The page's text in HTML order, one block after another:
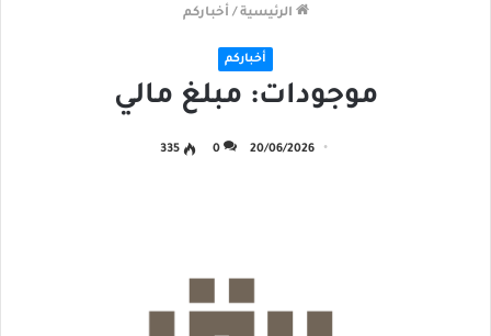
الرئيسية / أخباركم
أخباركم
موجودات: مبلغ مالي
20/06/2026
0
335